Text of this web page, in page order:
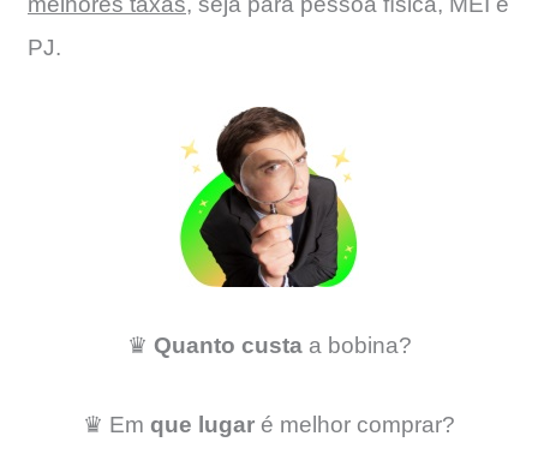
PJ.
♛ Quanto custaa bobina?
♛ Em que lugar é melhor comprar?